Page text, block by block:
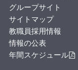
グループサイト
サイトマップ
教職員採用情報
情報の公表
年間スケジュール